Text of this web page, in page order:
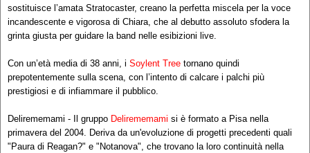
sostituisce l’amata Stratocaster, creano la perfetta miscela per la voce
incandescente e vigorosa di Chiara, che al debutto assoluto sfodera la
grinta giusta per guidare la band nelle esibizioni live.
Con un’età media di 38 anni, i Soylent Tree tornano quindi
prepotentemente sulla scena, con l’intento di calcare i palchi più
prestigiosi e di infiammare il pubblico.
Delirememami - Il gruppo Delirememami si è formato a Pisa nella
primavera del 2004. Deriva da un'evoluzione di progetti precedenti quali
"Paura di Reagan?" e "Notanova", che trovano la loro continuità nella